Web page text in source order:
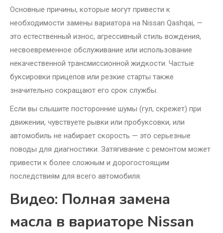
Основные причины, которые могут привести к
необходимости замены вариатора на Nissan Qashqai, —
это естественный износ, агрессивный стиль вождения,
несвоевременное обслуживание или использование
некачественной трансмиссионной жидкости. Частые
буксировки прицепов или резкие старты также
значительно сокращают его срок службы.
Если вы слышите посторонние шумы (гул, скрежет) при
движении, чувствуете рывки или пробуксовки, или
автомобиль не набирает скорость — это серьезные
поводы для диагностики. Затягивание с ремонтом может
привести к более сложным и дорогостоящим
последствиям для всего автомобиля.
Видео: Полная замена
масла в вариаторе Nissan